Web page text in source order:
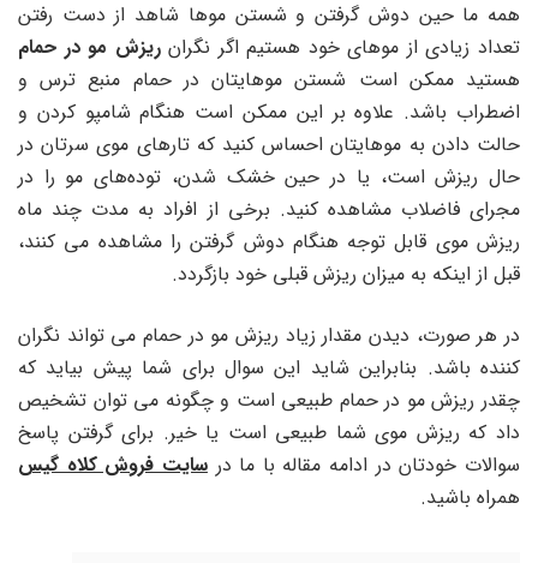
همه ما حین دوش گرفتن و شستن موها شاهد از دست رفتن
تعداد زیادی از موهای خود هستیم اگر نگرانریزش مو در حمام
هستید ممکن است شستن موهایتان در حمام منبع ترس و
اضطراب باشد. علاوه بر این ممکن است هنگام شامپو کردن و
حالت دادن به موهایتان احساس کنید که تارهای موی سرتان در
حال ریزش است، یا در حین خشک شدن، توده‌های مو را در
مجرای فاضلاب مشاهده کنید. برخی از افراد به مدت چند ماه
ریزش موی قابل توجه هنگام دوش گرفتن را مشاهده می کنند،
قبل از اینکه به میزان ریزش قبلی خود بازگردد.
در هر صورت، دیدن مقدار زیاد ریزش مو در حمام می تواند نگران
کننده باشد. بنابراین شاید این سوال برای شما پیش بیاید که
چقدر ریزش مو در حمام طبیعی است و چگونه می توان تشخیص
داد که ریزش موی شما طبیعی است یا خیر. برای گرفتن پاسخ
سوالات خودتان در ادامه مقاله با ما درسایت فروش کلاه گیس
همراه باشید.